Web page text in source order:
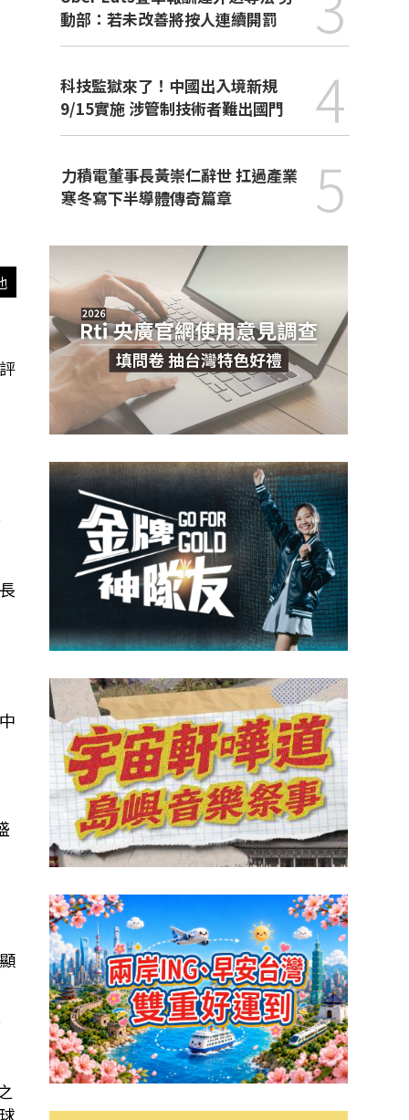
動部：若未改善將按人連續開罰
科技監獄來了！中國出入境新規
9/15實施 涉管制技術者難出國門
4
力積電董事長黃崇仁辭世 扛過產業
寒冬寫下半導體傳奇篇章
5